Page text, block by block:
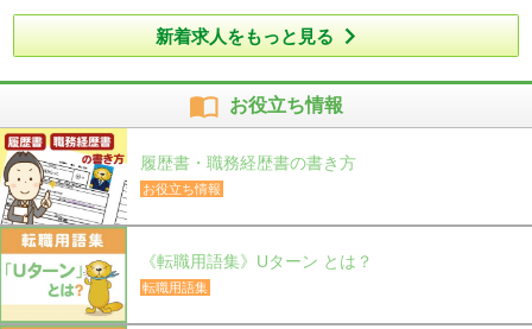
新着求人をもっと見る
 お役立ち情報
履歴書・職務経歴書の書き方
お役立ち情報
《転職用語集》Uターン とは？
転職用語集